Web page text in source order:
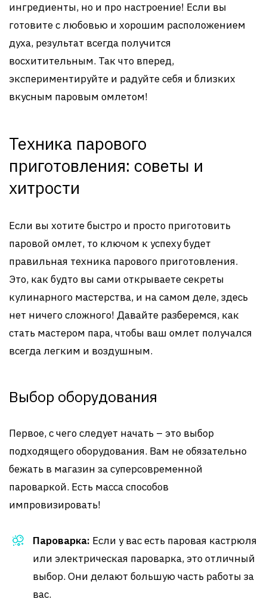
ингредиенты, но и про настроение! Если вы
готовите с любовью и хорошим расположением
духа, результат всегда получится
восхитительным. Так что вперед,
экспериментируйте и радуйте себя и близких
вкусным паровым омлетом!
Техника парового
приготовления: советы и
хитрости
Если вы хотите быстро и просто приготовить
паровой омлет, то ключом к успеху будет
правильная техника парового приготовления.
Это, как будто вы сами открываете секреты
кулинарного мастерства, и на самом деле, здесь
нет ничего сложного! Давайте разберемся, как
стать мастером пара, чтобы ваш омлет получался
всегда легким и воздушным.
Выбор оборудования
Первое, с чего следует начать – это выбор
подходящего оборудования. Вам не обязательно
бежать в магазин за суперсовременной
пароваркой. Есть масса способов
импровизировать!
Пароварка: Если у вас есть паровая кастрюля
или электрическая пароварка, это отличный
выбор. Они делают большую часть работы за
вас.